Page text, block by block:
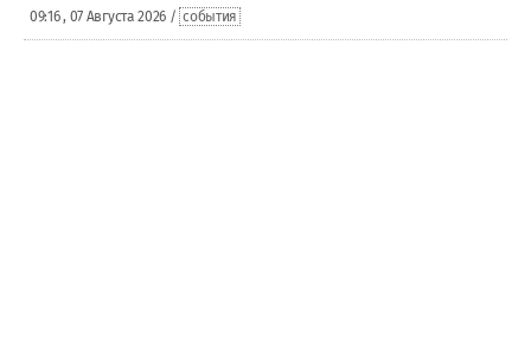
09:16 , 07 Августа 2026 / события